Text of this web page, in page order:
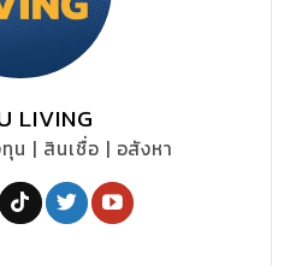
LIVING
น | สินเชื่อ | อสังหา